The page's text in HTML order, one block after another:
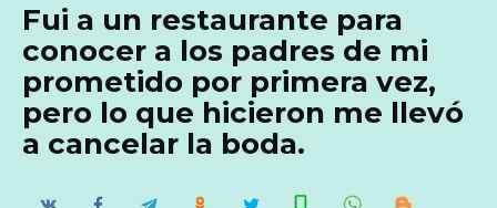
Fui a un restaurante para
conocer a los padres de mi
prometido por primera vez,
pero lo que hicieron me llevó
a cancelar la boda.